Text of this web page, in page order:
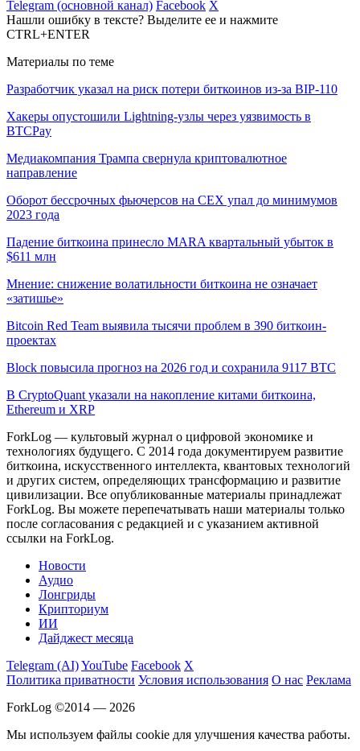
Telegram (основной канал) Facebook X
Нашли ошибку в тексте? Выделите ее и нажмите
CTRL+ENTER
Материалы по теме
Разработчик указал на риск потери биткоинов из-за BIP-110
Хакеры опустошили Lightning-узлы через уязвимость в
BTCPay
Медиакомпания Трампа свернула криптовалютное
направление
Оборот бессрочных фьючерсов на CEX упал до минимумов
2023 года
Падение биткоина принесло MARA квартальный убыток в
$611 млн
Мнение: снижение волатильности биткоина не означает
«затишье»
Bitcoin Red Team выявила тысячи проблем в 390 биткоин-
проектах
Block повысила прогноз на 2026 год и сохранила 9117 BTC
В CryptoQuant указали на накопление китами биткоина,
Ethereum и XRP
ForkLog — культовый журнал о цифровой экономике и
технологиях будущего. С 2014 года документируем развитие
биткоина, искусственного интеллекта, квантовых технологий
и других систем, определяющих трансформацию и развитие
цивилизации. Все опубликованные материалы принадлежат
ForkLog. Вы можете перепечатывать наши материалы только
после согласования с редакцией и с указанием активной
ссылки на ForkLog.
Новости
Аудио
Лонгриды
Крипториум
ИИ
Дайджест месяца
Telegram (AI)YouTube Facebook X
Политика приватности Условия использования О нас Реклама
ForkLog ©2014 — 2026
Мы используем файлы cookie для улучшения качества работы.